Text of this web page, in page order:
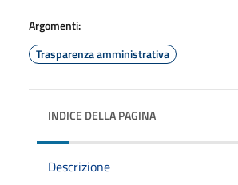
Argomenti:
Trasparenza amministrativa
INDICE DELLA PAGINA
Descrizione